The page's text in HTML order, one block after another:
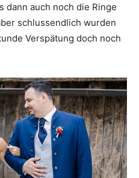
dann auch noch die Ringe
schlussendlich wurden
Verspätung doch noch